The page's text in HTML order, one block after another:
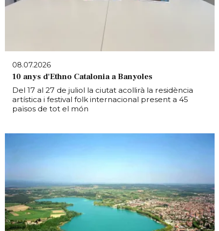
08.07.2026
10 anys d'Ethno Catalonia a Banyoles
Del 17 al 27 de juliol la ciutat acollirà la residència
artística i festival folk internacional present a 45
països de tot el món